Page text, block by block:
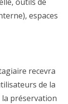
espaces
recevra
de la
préservation